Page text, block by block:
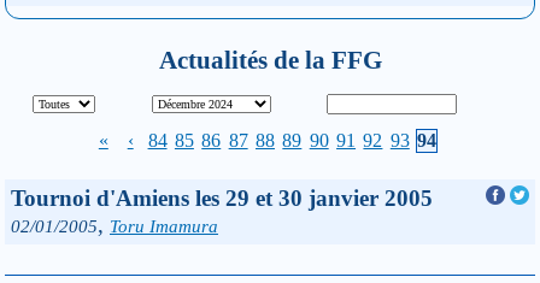
Actualités de la FFG
« ‹ 84 85 86 87 88 89 90 91 92 93 94
Tournoi d'Amiens les 29 et 30 janvier 2005
02/01/2005, Toru Imamura